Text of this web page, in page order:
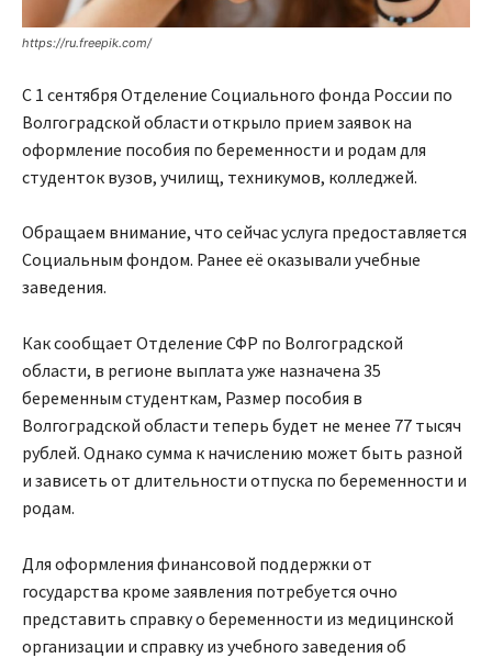
https://ru.freepik.com/
С 1 сентября Отделение Социального фонда России по
Волгоградской области открыло прием заявок на
оформление пособия по беременности и родам для
студенток вузов, училищ, техникумов, колледжей.
Обращаем внимание, что сейчас услуга предоставляется
Социальным фондом. Ранее её оказывали учебные
заведения.
Как сообщает Отделение СФР по Волгоградской
области, в регионе выплата уже назначена 35
беременным студенткам, Размер пособия в
Волгоградской области теперь будет не менее 77 тысяч
рублей. Однако сумма к начислению может быть разной
и зависеть от длительности отпуска по беременности и
родам.
Для оформления финансовой поддержки от
государства кроме заявления потребуется очно
представить справку о беременности из медицинской
организации и справку из учебного заведения об